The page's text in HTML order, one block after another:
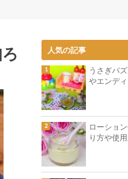
人気の記事
うさぎパ
やエンデ
ローショ
り方や使